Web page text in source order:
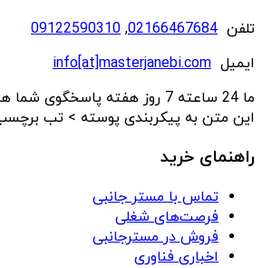
تلفن 02166467684
,
09122590310
ایمیل info[at]masterjanebi.com
ما 24 ساعته 7 روز هفته
این متن به پیکربندی پوسته > تب
راهنمای خرید
تماس با مستر جانبی
فرصت‌های شغلی
فروش در مسترجانبی
اخباری فناوری